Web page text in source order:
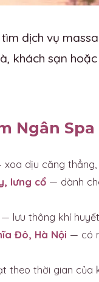
dịch vụ
khách sạn
Ngân Spa
xoa dịu căng
lưng cổ — dành
— lưu thông khí
Đô, Hà Nội — có
theo thời gian của